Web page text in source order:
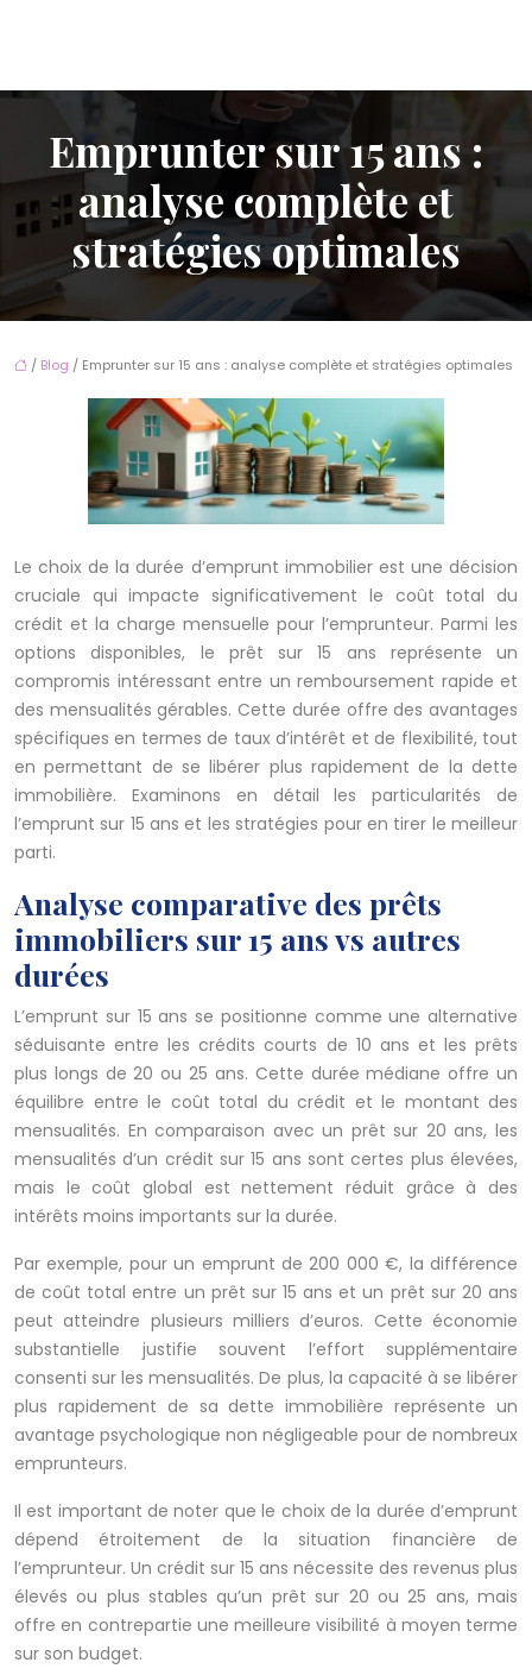
Emprunter sur 15 ans :
analyse complète et
stratégies optimales
/ Blog / Emprunter sur 15 ans : analyse complète et stratégies optimales
Le choix de la durée d’emprunt immobilier est une décision
cruciale qui impacte significativement le coût total du
crédit et la charge mensuelle pour l’emprunteur. Parmi les
options disponibles, le prêt sur 15 ans représente un
compromis intéressant entre un remboursement rapide et
des mensualités gérables. Cette durée offre des avantages
spécifiques en termes de taux d’intérêt et de flexibilité, tout
en permettant de se libérer plus rapidement de la dette
immobilière. Examinons en détail les particularités de
l’emprunt sur 15 ans et les stratégies pour en tirer le meilleur
parti.
Analyse comparative des prêts
immobiliers sur 15 ans vs autres
durées
L’emprunt sur 15 ans se positionne comme une alternative
séduisante entre les crédits courts de 10 ans et les prêts
plus longs de 20 ou 25 ans. Cette durée médiane offre un
équilibre entre le coût total du crédit et le montant des
mensualités. En comparaison avec un prêt sur 20 ans, les
mensualités d’un crédit sur 15 ans sont certes plus élevées,
mais le coût global est nettement réduit grâce à des
intérêts moins importants sur la durée.
Par exemple, pour un emprunt de 200 000 €, la différence
de coût total entre un prêt sur 15 ans et un prêt sur 20 ans
peut atteindre plusieurs milliers d’euros. Cette économie
substantielle justifie souvent l’effort supplémentaire
consenti sur les mensualités. De plus, la capacité à se libérer
plus rapidement de sa dette immobilière représente un
avantage psychologique non négligeable pour de nombreux
emprunteurs.
Il est important de noter que le choix de la durée d’emprunt
dépend étroitement de la situation financière de
l’emprunteur. Un crédit sur 15 ans nécessite des revenus plus
élevés ou plus stables qu’un prêt sur 20 ou 25 ans, mais
offre en contrepartie une meilleure visibilité à moyen terme
sur son budget.